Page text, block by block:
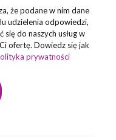
że podane w nim dane
udzielenia odpowiedzi,
do naszych usług w
ofertę. Dowiedz się jak
prywatności